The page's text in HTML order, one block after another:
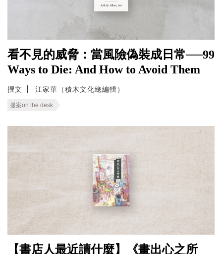
看不見的威脅：當風險偽裝成日常──99
Ways to Die: And How to Avoid Them
撰文 江家華（積木文化總編輯）
提案on the desk
【書店人最近讀什麼】《畫出心之所